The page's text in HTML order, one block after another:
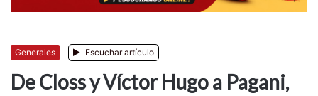
Generales Escuchar artículo
De Closs y Víctor Hugo a Pagani,